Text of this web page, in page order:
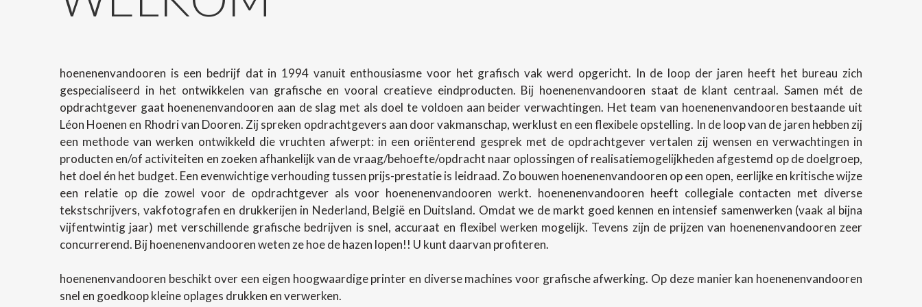
hoenenenvandooren is een bedrijf dat in 1994 vanuit enthousiasme voor het grafisch vak werd opgericht. In de loop der jaren heeft het bureau zich
gespecialiseerd in het ontwikkelen van grafische en vooral creatieve eindproducten. Bij hoenenenvandooren staat de klant centraal. Samen mét de
opdrachtgever gaat hoenenenvandooren aan de slag met als doel te voldoen aan beider verwachtingen. Het team van hoenenenvandooren bestaande uit
Léon Hoenen en Rhodri van Dooren. Zij spreken opdrachtgevers aan door vakmanschap, werklust en een flexibele opstelling. In de loop van de jaren hebben zij
een methode van werken ontwikkeld die vruchten afwerpt: in een oriënterend gesprek met de opdrachtgever vertalen zij wensen en verwachtingen in
producten en/of activiteiten en zoeken afhankelijk van de vraag/behoefte/opdracht naar oplossingen of realisatiemogelijkheden afgestemd op de doelgroep,
het doel én het budget. Een evenwichtige verhouding tussen prijs-prestatie is leidraad. Zo bouwen hoenenenvandooren op een open, eerlijke en kritische wijze
een relatie op die zowel voor de opdrachtgever als voor hoenenenvandooren werkt. hoenenenvandooren heeft collegiale contacten met diverse
tekstschrijvers, vakfotografen en drukkerijen in Nederland, België en Duitsland. Omdat we de markt goed kennen en intensief samenwerken (vaak al bijna
vijfentwintig jaar) met verschillende grafische bedrijven is snel, accuraat en flexibel werken mogelijk. Tevens zijn de prijzen van hoenenenvandooren zeer
concurrerend. Bij hoenenenvandooren weten ze hoe de hazen lopen!! U kunt daarvan profiteren.
hoenenenvandooren beschikt over een eigen hoogwaardige printer en diverse machines voor grafische afwerking. Op deze manier kan hoenenenvandooren
snel en goedkoop kleine oplages drukken en verwerken.